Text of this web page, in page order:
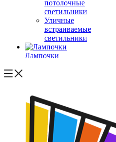
потолочные
светильники
Уличные
встраиваемые
светильники
Лампочки